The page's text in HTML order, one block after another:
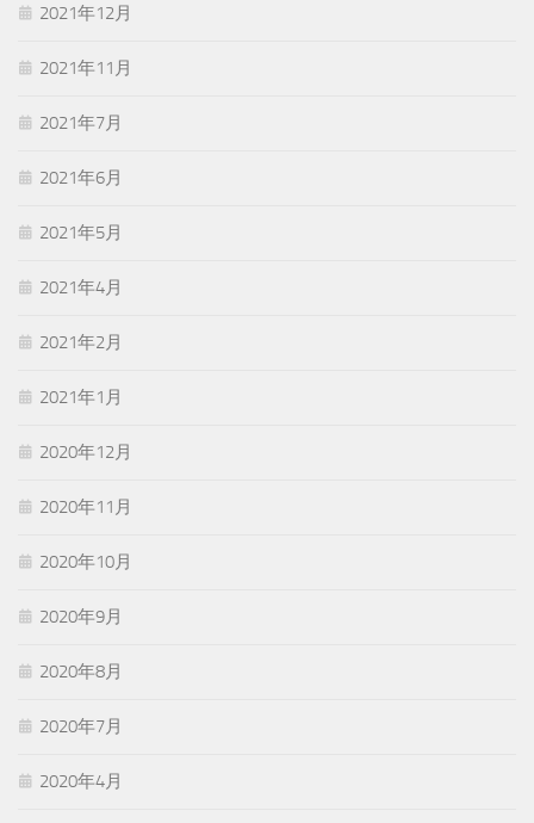
2021年12月
2021年11月
2021年7月
2021年6月
2021年5月
2021年4月
2021年2月
2021年1月
2020年12月
2020年11月
2020年10月
2020年9月
2020年8月
2020年7月
2020年4月